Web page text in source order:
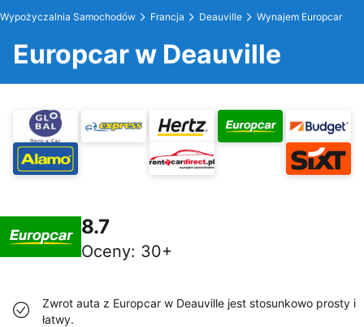
Wypożyczalnia Samochodów Francja Deauville Wynajem Europcar
Europcar w Deauville
8.7
Oceny: 30+
Zwrot auta z Europcar w Deauville jest stosunkowo prosty i
łatwy.